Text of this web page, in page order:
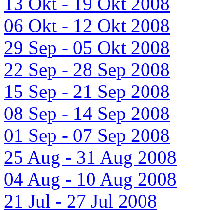
06 Okt - 12 Okt 2008
29 Sep - 05 Okt 2008
22 Sep - 28 Sep 2008
15 Sep - 21 Sep 2008
08 Sep - 14 Sep 2008
01 Sep - 07 Sep 2008
25 Aug - 31 Aug 2008
04 Aug - 10 Aug 2008
21 Jul - 27 Jul 2008